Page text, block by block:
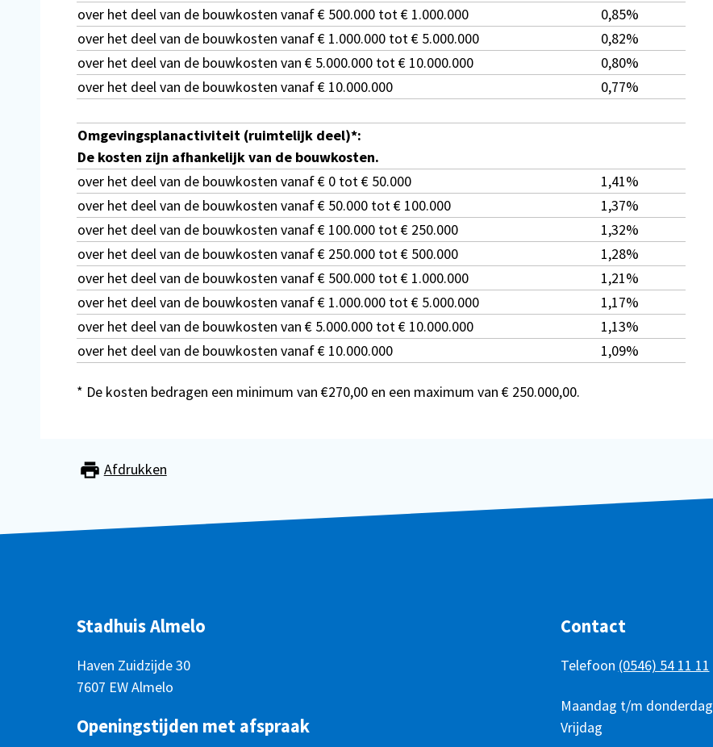
over het deel van de bouwkosten vanaf € 500.000 tot € 1.000.000
0,85%
over het deel van de bouwkosten vanaf € 1.000.000 tot € 5.000.000
0,82%
over het deel van de bouwkosten van € 5.000.000 tot € 10.000.000
0,80%
over het deel van de bouwkosten vanaf € 10.000.000
0,77%
Omgevingsplanactiviteit (ruimtelijk deel)*:
De kosten zijn afhankelijk van de bouwkosten.
over het deel van de bouwkosten vanaf € 0 tot € 50.000
1,41%
over het deel van de bouwkosten vanaf € 50.000 tot € 100.000
1,37%
over het deel van de bouwkosten vanaf € 100.000 tot € 250.000
1,32%
over het deel van de bouwkosten vanaf € 250.000 tot € 500.000
1,28%
over het deel van de bouwkosten vanaf € 500.000 tot € 1.000.000
1,21%
over het deel van de bouwkosten vanaf € 1.000.000 tot € 5.000.000
1,17%
over het deel van de bouwkosten van € 5.000.000 tot € 10.000.000
1,13%
over het deel van de bouwkosten vanaf € 10.000.000
1,09%
* De kosten bedragen een minimum van €270,00 en een maximum van € 250.000,00.
Afdrukken
Stadhuis Almelo
Haven Zuidzijde 30
7607 EW Almelo
Openingstijden met afspraak
Contact
Telefoon (0546) 54 11 11
Telefonisch
bereikbaar
DagTijd
Maandag t/m donderdag
Vrijdag